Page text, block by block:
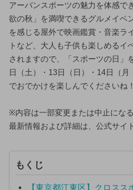
アーバンスポーツの魅力を体感で
欲の秋」を満喫できるグルメイベ
を感じる屋外で映画鑑賞・音楽ラ
トなど、大人も子供も楽しめるイ
されますので、「スポーツの日」
日（土）・13日（日）・14日（
でおでかけを楽しんでくださいね！
※内容は一部変更または中止にな
最新情報および詳細は、公式サイ
もくじ
【東京都江東区】クロス